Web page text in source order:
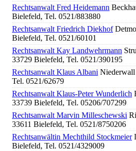
Rechtsanwalt Fred Heidemann
Bielefeld, Tel. 0521/883880
Rechtsanwalt Friedrich Diekhof
Bielefeld, Tel. 0521/60101
Rechtsanwalt Kay Landwehrmann
33729 Bielefeld, Tel. 0521/390195
Rechtsanwalt Klaus Albani
Tel. 0521/62679
Rechtsanwalt Klaus-Peter Wunderlich
33739 Bielefeld, Tel. 05206/707299
Rechtsanwalt Marvin Milleschewski
33611 Bielefeld, Tel. 0521/8750206
Rechtsanwältin Mechthild Stockmeier
Bielefeld, Tel. 0521/4329009